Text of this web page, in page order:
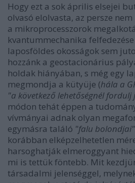
Hogy ezt a sok április elsejei
olvasó elolvasta, az persze
a mikroprocesszorok
kvantummechanika
laposföldes okosságok sem
hozzánk a geostacionárius
holdak hiányában, s még egy
megmondja a kütyüje (hála a
"a következő lehetőségnél
módon tehát éppen a
vívmányai adnak olyan
egymásra találó "falu bolondjai"
korábban elképzelhetetlen
harsoghatják elmeroggyant
mi is tettük föntebb. Mit
társadalmi jelenséggel,